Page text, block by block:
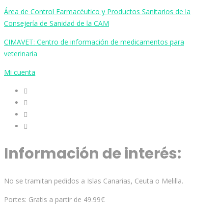
Área de Control Farmacéutico y Productos Sanitarios de la
Consejería de Sanidad de la CAM
CIMAVET: Centro de información de medicamentos para
veterinaria
Mi cuenta
Información de interés:
No se tramitan pedidos a Islas Canarias, Ceuta o Melilla.
Portes: Gratis a partir de 49.99€